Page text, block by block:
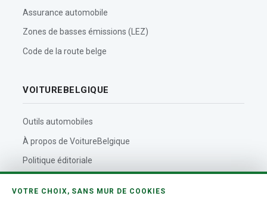
Assurance automobile
Zones de basses émissions (LEZ)
Code de la route belge
VOITUREBELGIQUE
Outils automobiles
À propos de VoitureBelgique
Politique éditoriale
VOTRE CHOIX, SANS MUR DE COOKIES